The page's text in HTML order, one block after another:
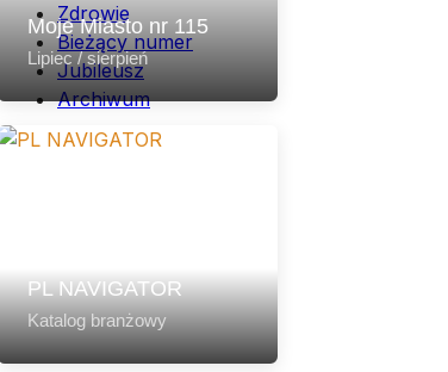
Zdrowie
Bieżący numer
Jubileusz
Archiwum
Moje Miasto nr 115
Lipiec / sierpień
PL NAVIGATOR
Katalog branżowy